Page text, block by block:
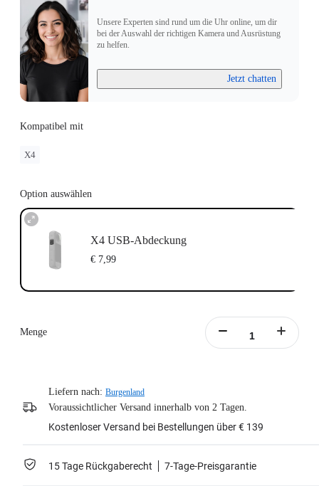
Unsere Experten sind rund um die Uhr online, um dir
bei der Auswahl der richtigen Kamera und Ausrüstung
zu helfen.
Jetzt chatten
Kompatibel mit
X4
Option auswählen
X4 USB-Abdeckung
€ 7,99
Menge
Liefern nach: Burgenland
Voraussichtlicher Versand innerhalb von 2 Tagen.
Kostenloser Versand bei Bestellungen über € 139
15 Tage Rückgaberecht 7-Tage-Preisgarantie